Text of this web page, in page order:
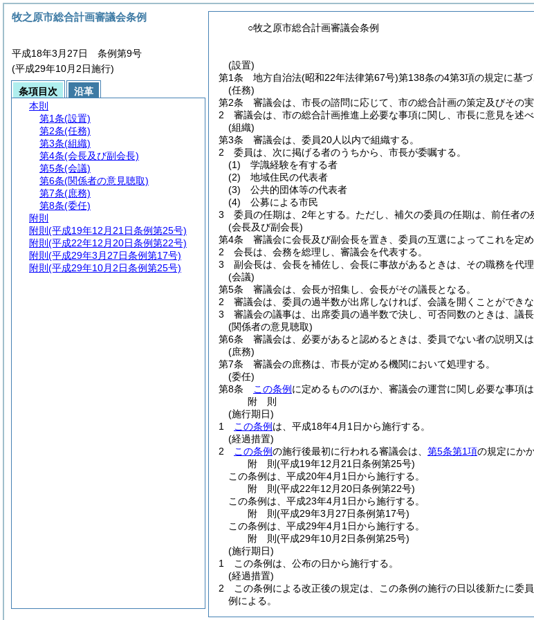
○牧之原市総合計画審議会条例
(設置)
第1条
地方自治法(昭和22年法律第67号)第138条の4第3項の規定に基
(任務)
第2条
審議会は、市長の諮問に応じて、市の総合計画の策定及びその
2
審議会は、市の総合計画推進上必要な事項に関し、市長に意見を述べ
(組織)
第3条
審議会は、委員20人以内で組織する。
2
委員は、次に掲げる者のうちから、市長が委嘱する。
(1)
学識経験を有する者
(2)
地域住民の代表者
(3)
公共的団体等の代表者
(4)
公募による市民
3
委員の任期は、2年とする。 ただし、補欠の委員の任期は、前任者の
(会長及び副会長)
第4条
審議会に会長及び副会長を置き、委員の互選によってこれを定め
2
会長は、会務を総理し、審議会を代表する。
3
副会長は、会長を補佐し、会長に事故があるときは、その職務を代理
(会議)
第5条
審議会は、会長が招集し、会長がその議長となる。
2
審議会は、委員の過半数が出席しなければ、会議を開くことができな
3
審議会の議事は、出席委員の過半数で決し、可否同数のときは、議
(関係者の意見聴取)
第6条
審議会は、必要があると認めるときは、委員でない者の説明又
(庶務)
第7条
審議会の庶務は、市長が定める機関において処理する。
(委任)
第8条
この条例 に定めるもののほか、審議会の運営に関し必要な事項
附 則
(施行期日)
1
この条例 は、平成18年4月1日から施行する。
(経過措置)
2
この条例の施行後最初に行われる審議会は、 第5条第1項の規定にか
附 則(平成19年12月21日条例第25号)
この条例は、平成20年4月1日から施行する。
附 則(平成22年12月20日条例第22号)
この条例は、平成23年4月1日から施行する。
附 則(平成29年3月27日条例第17号)
この条例は、平成29年4月1日から施行する。
附 則(平成29年10月2日条例第25号)
(施行期日)
1
この条例は、公布の日から施行する。
(経過措置)
2
この条例による改正後の規定は、この条例の施行の日以後新たに委
例による。
牧之原市総合計画審議会条例
平成18年3月27日 条例第9号
(平成29年10月2日施行)
条項目次
沿革
本則
第1条(設置)
第2条(任務)
第3条(組織)
第4条(会長及び副会長)
第5条(会議)
第6条(関係者の意見聴取)
第7条(庶務)
第8条(委任)
附則
附則 (平成19年12月21日条例第25号)
附則 (平成22年12月20日条例第22号)
附則 (平成29年3月27日条例第17号)
附則 (平成29年10月2日条例第25号)